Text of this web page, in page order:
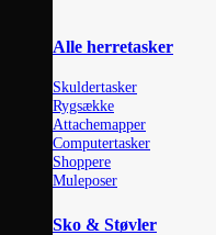
Alle herretasker
Skuldertasker
Rygsække
Attachemapper
Computertasker
Shoppere
Muleposer
Sko & Støvler